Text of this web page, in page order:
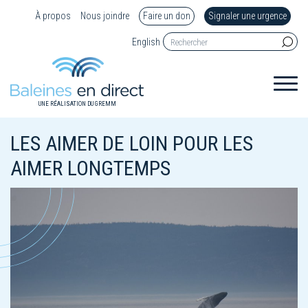
À propos Nous joindre Faire un don Signaler une urgence
English
UNE RÉALISATION DU GREMM
LES AIMER DE LOIN POUR LES
AIMER LONGTEMPS